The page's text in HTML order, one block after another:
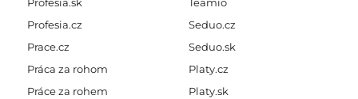
Profesia.sk
Profesia.cz
Prace.cz
Práca za rohom
Práce za rohem
Teamio
Seduo.cz
Seduo.sk
Platy.cz
Platy.sk